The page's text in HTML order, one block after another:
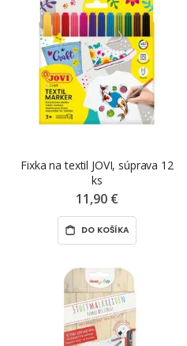
Fixka na textil JOVI, súprava 12
ks
11,90 €
DO KOŠÍKA